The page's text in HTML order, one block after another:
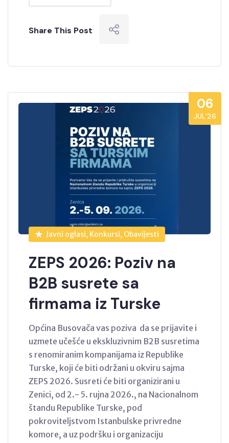
Share This Post
06
JUL’26
Javni oglasi, Konkursi, Obavijesti
ZEPS 2026: Poziv na
B2B susrete sa
firmama iz Turske
Općina Busovača vas poziva da se prijavite i
uzmete učešće u ekskluzivnim B2B susretima
s renomiranim kompanijama iz Republike
Turske, koji će biti održani u okviru sajma
ZEPS 2026. Susreti će biti organizirani u
Zenici, od 2.- 5. rujna 2026., na Nacionalnom
štandu Republike Turske, pod
pokroviteljstvom Istanbulske privredne
komore, a uz podršku i organizaciju